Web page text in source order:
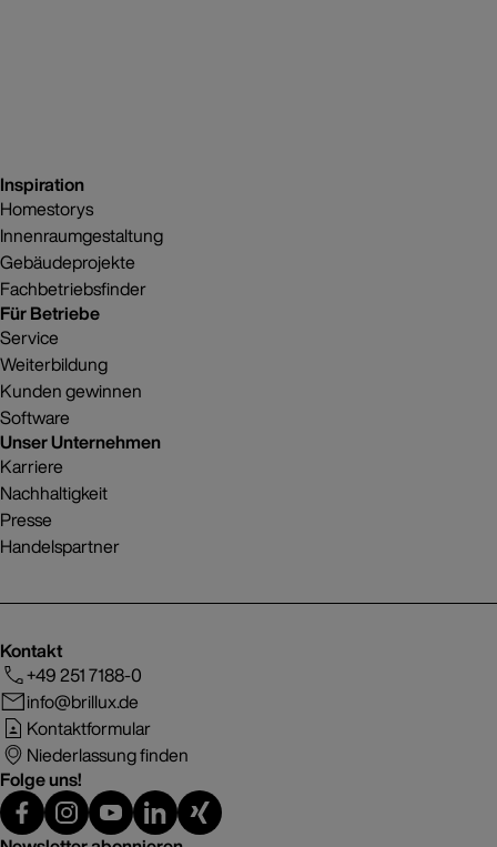
Inspiration
Homestorys
Innenraumgestaltung
Gebäudeprojekte
Fachbetriebsfinder
Für Betriebe
Service
Weiterbildung
Kunden gewinnen
Software
Unser Unternehmen
Karriere
Nachhaltigkeit
Presse
Handelspartner
Kontakt
+49 251 7188-0
info@brillux.de
Kontaktformular
Niederlassung finden
Folge uns!